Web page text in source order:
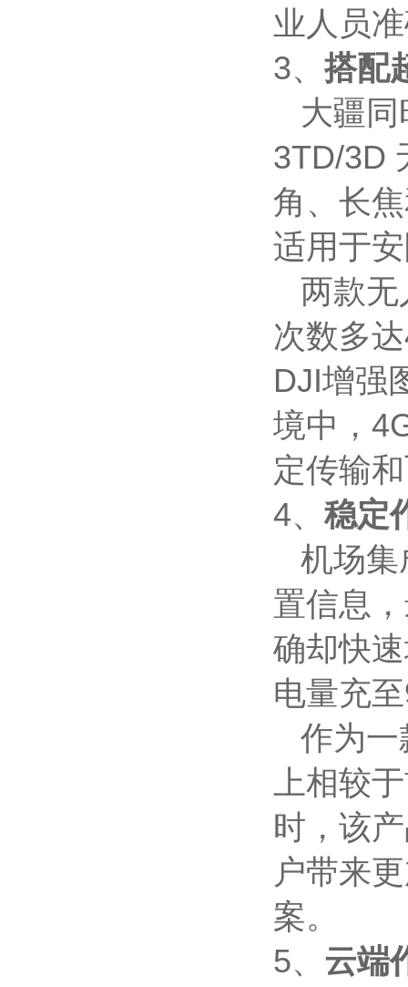
业人员
3、 搭配
大疆同
3TD/3D
角、长
适用于
两款无
次数多
DJI增强
境中，
定传输
4、 稳定
机场集
置信息
确却快
电量充
作为一
上相较
时，该
户带来
案。
5、 云端